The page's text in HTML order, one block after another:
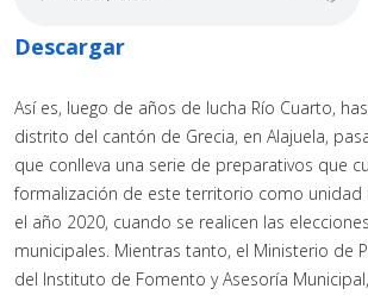
Descargar
Así es, luego de años de lucha Río Cuarto,
distrito del cantón de Grecia, en Alajuela,
que conlleva una serie de preparativos que
formalización de este territorio como unidad
el año 2020, cuando se realicen las elecciones
municipales. Mientras tanto, el Ministerio de
del Instituto de Fomento y Asesoría Municipal,